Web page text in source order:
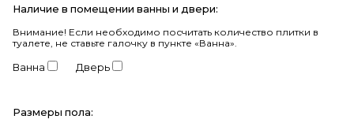
Наличие в помещении ванны и двери:
Внимание! Если необходимо посчитать количество плитки в
туалете, не ставьте галочку в пункте «Ванна».
Ванна Дверь
Размеры пола: